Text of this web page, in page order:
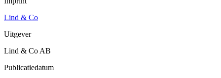
Lind & Co
Uitgever
Lind & Co AB
Publicatiedatum